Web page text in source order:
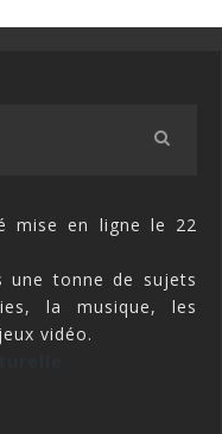
mise en ligne le 22
une tonne de sujets
la musique, les
vidéo.